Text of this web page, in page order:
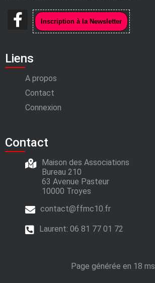
Liens
A propos
Contact
Connexion
Contact
Maison des Associations
Bureau 210
63 Avenue Pasteur
10000 Troyes
contact@ffmc10.fr
Laurent: 06 81 77 01 72
Page générée en 18 ms